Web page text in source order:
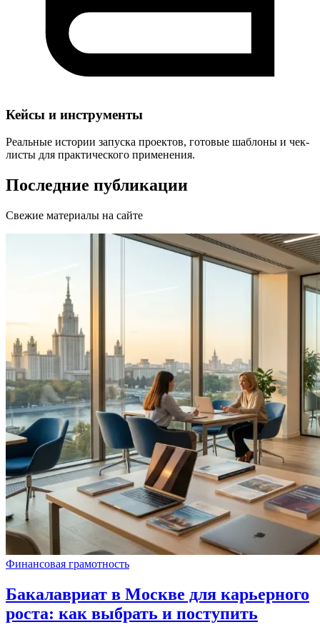
Кейсы и инструменты
Реальные истории запуска проектов, готовые шаблоны и чек-
листы для практического применения.
Последние публикации
Свежие материалы на сайте
Финансовая грамотность
Бакалавриат в Москве для карьерного
роста: как выбрать и поступить